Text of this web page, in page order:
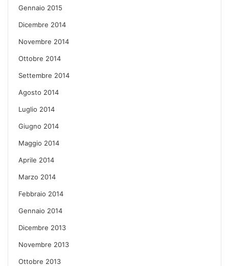
Gennaio 2015
Dicembre 2014
Novembre 2014
Ottobre 2014
Settembre 2014
Agosto 2014
Luglio 2014
Giugno 2014
Maggio 2014
Aprile 2014
Marzo 2014
Febbraio 2014
Gennaio 2014
Dicembre 2013
Novembre 2013
Ottobre 2013